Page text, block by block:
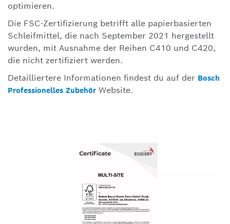
optimieren.
Die FSC-Zertifizierung betrifft alle papierbasierten
Schleifmittel, die nach September 2021 hergestellt
wurden, mit Ausnahme der Reihen C410 und C420,
die nicht zertifiziert werden.
Detailliertere Informationen findest du auf der Bosch
Professionelles Zubehör Website.